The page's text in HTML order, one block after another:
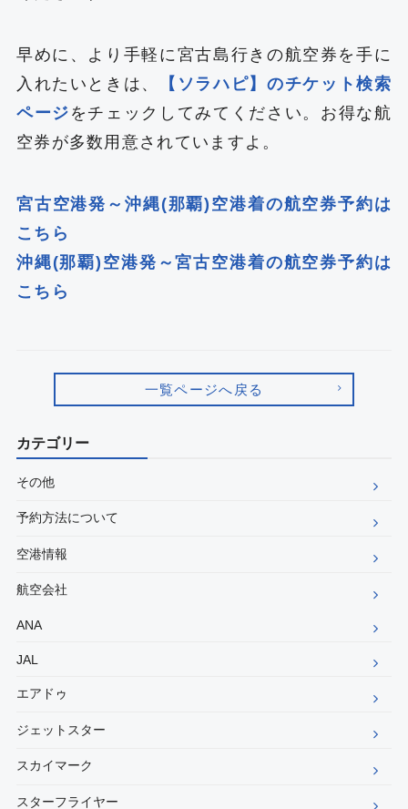
早めに、より手軽に宮古島行きの航空券を手に
入れたいときは、
【ソラハピ】のチケット検索
ページ をチェックしてみてください。お得な航
空券が多数用意されていますよ。
宮古空港発～沖縄(那覇)空港着の航空券予約は
こちら
沖縄(那覇)空港発～宮古空港着の航空券予約は
こちら
一覧ページへ戻る
カテゴリー
その他
予約方法について
空港情報
航空会社
ANA
JAL
エアドゥ
ジェットスター
スカイマーク
スターフライヤー